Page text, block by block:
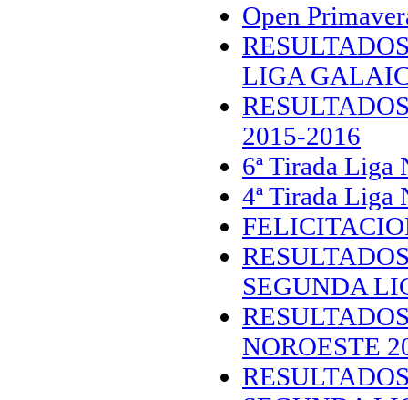
Open
LIGA
2015-2016
6ª Tirada Liga
4ª Tirada Liga
SEGUNDA
NOROESTE